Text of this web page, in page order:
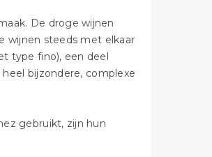
De droge wijnen
wijnen steeds met elkaar
type fino), een deel
bijzondere, complexe
gebruikt, zijn hun